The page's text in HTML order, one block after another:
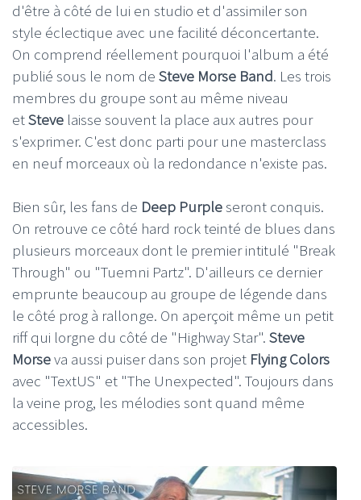
d'être à côté de lui en studio et d'assimiler son
style éclectique avec une facilité déconcertante.
On comprend réellement pourquoi l'album a été
publié sous le nom de Steve Morse Band. Les trois
membres du groupe sont au même niveau
etSteve laisse souvent la place aux autres pour
s'exprimer. C'est donc parti pour une masterclass
en neuf morceaux où la redondance n'existe pas.
Bien sûr, les fans de Deep Purpleseront conquis.
On retrouve ce côté hard rock teinté de blues dans
plusieurs morceaux dont le premier intitulé "Break
Through" ou "Tuemni Partz". D'ailleurs ce dernier
emprunte beaucoup au groupe de légende dans
le côté prog à rallonge. On aperçoit même un petit
riff qui lorgne du côté de "Highway Star". Steve
Morseva aussi puiser dans son projet Flying Colors
avec "TextUS" et "The Unexpected". Toujours dans
la veine prog, les mélodies sont quand même
accessibles.